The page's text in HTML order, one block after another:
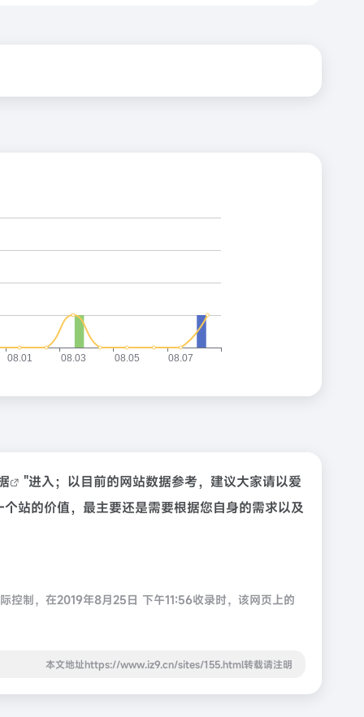
"进入；以目前的网站数据参考，建议大家请以爱
站的价值，最主要还是需要根据您自身的需求以及
控制，在2019年8月25日 下午11:56收录时，该网页上的
本文地址https://www.iz9.cn/sites/155.html转载请注明